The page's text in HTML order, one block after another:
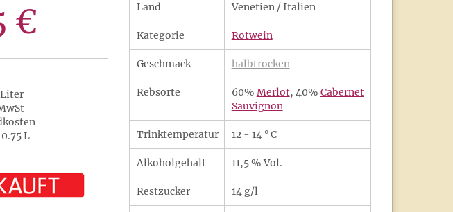
€
L
Land Venetien / Italien
Kategorie Rotwein
Geschmack halbtrocken
Rebsorte 60% Merlot, 40% Cabernet
Sauvignon
Trinktemperatur 12 - 14 ° C
Alkoholgehalt 11,5 % Vol.
Restzucker 14 g/l